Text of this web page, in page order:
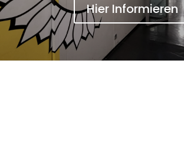
Hier Informieren